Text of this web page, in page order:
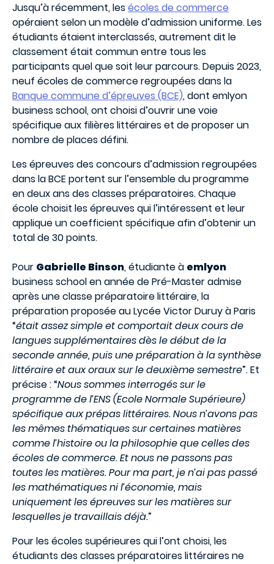
Jusqu’à récemment, lesécoles de commerce
opéraient selon un modèle d’admission uniforme. Les
étudiants étaient interclassés, autrement dit le
classement était commun entre tous les
participants quel que soit leur parcours. Depuis 2023,
neuf écoles de commerce regroupées dans la
Banque commune d’épreuves (BCE), dont emlyon
business school, ont choisi d’ouvrir une voie
spécifique aux filières littéraires et de proposer un
nombre de places défini.
Les épreuves des concours d’admission regroupées
dans la BCE portent sur l’ensemble du programme
en deux ans des classes préparatoires. Chaque
école choisit les épreuves qui l’intéressent et leur
applique un coefficient spécifique afin d’obtenir un
total de 30 points.
Pour Gabrielle Binson, étudiante à emlyon
business school en année de Pré-Master admise
après une classe préparatoire littéraire, la
préparation proposée au Lycée Victor Duruy à Paris
“était assez simple et comportait deux cours de
langues supplémentaires dès le début de la
seconde année, puis une préparation à la synthèse
littéraire et aux oraux sur le deuxième semestre”. Et
précise : “Nous sommes interrogés sur le
programme de l’ENS (Ecole Normale Supérieure)
spécifique aux prépas littéraires. Nous n’avons pas
les mêmes thématiques sur certaines matières
comme l’histoire ou la philosophie que celles des
écoles de commerce. Et nous ne passons pas
toutes les matières. Pour ma part, je n’ai pas passé
les mathématiques ni l’économie, mais
uniquement les épreuves sur les matières sur
lesquelles je travaillais déjà.”
Pour les écoles supérieures qui l’ont choisi, les
étudiants des classes préparatoires littéraires ne